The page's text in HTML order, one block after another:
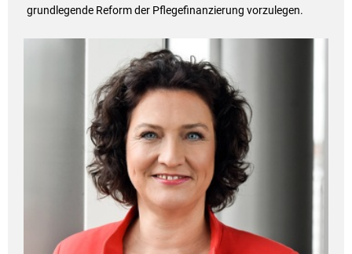
grundlegende Reform der Pflegefinanzierung vorzulegen.